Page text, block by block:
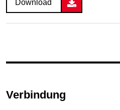
Download
Verbindung